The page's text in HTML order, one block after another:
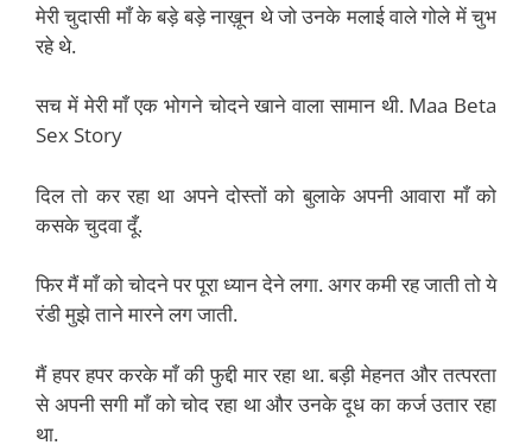
मेरी चुदासी माँ के बड़े बड़े नाख़ून थे जो उनके मलाई वाले गोले में चुभ
रहे थे.
सच में मेरी माँ एक भोगने चोदने खाने वाला सामान थी. Maa Beta
Sex Story
दिल तो कर रहा था अपने दोस्तों को बुलाके अपनी आवारा माँ को
कसके चुदवा दूँ.
फिर मैं माँ को चोदने पर पूरा ध्यान देने लगा. अगर कमी रह जाती तो ये
रंडी मुझे ताने मारने लग जाती.
मैं हपर हपर करके माँ की फुद्दी मार रहा था. बड़ी मेहनत और तत्परता
से अपनी सगी माँ को चोद रहा था और उनके दूध का कर्ज उतार रहा
था.